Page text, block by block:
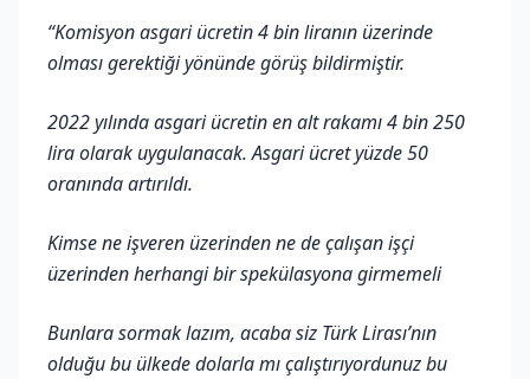
“Komisyon asgari ücretin 4 bin liranın üzerinde
olması gerektiği yönünde görüş bildirmiştir.
2022 yılında asgari ücretin en alt rakamı 4 bin 250
lira olarak uygulanacak. Asgari ücret yüzde 50
oranında artırıldı.
Kimse ne işveren üzerinden ne de çalışan işçi
üzerinden herhangi bir spekülasyona girmemeli
Bunlara sormak lazım, acaba siz Türk Lirası’nın
olduğu bu ülkede dolarla mı çalıştırıyordunuz bu